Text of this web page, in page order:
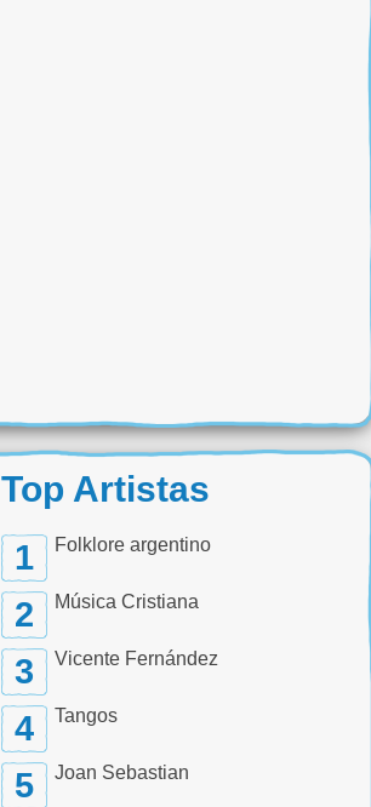
Top Artistas
1 Folklore argentino
2 Música Cristiana
3 Vicente Fernández
4 Tangos
5 Joan Sebastian